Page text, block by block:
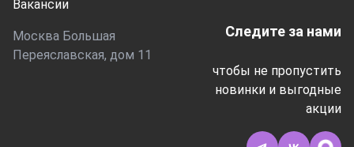
Вакансии
Москва Большая
Переяславская, дом 11
Следите за нами
чтобы не пропустить
новинки и выгодные
акции